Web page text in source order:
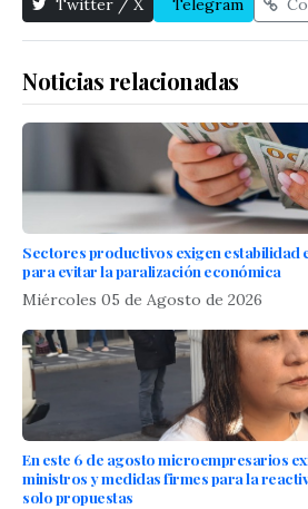
Twitter / X
Telegram
Noticias relacionadas
Sectores productivos exigen estabilidad
para evitar la paralización económica
Miércoles 05 de Agosto de 2026
En este 6 de agosto microempresarios
ministros y medidas firmes para la
solo propuestas